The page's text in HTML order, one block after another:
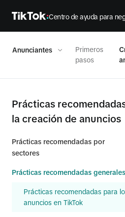
Centro de ayuda para
Anunciantes
Primeros
pasos
Prácticas
la creación de anuncios
Prácticas recomendadas por
sectores
Prácticas recomendadas generales
Prácticas recomendadas para
anuncios en TikTok